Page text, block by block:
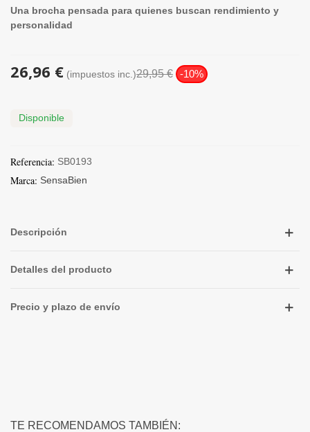
Una brocha pensada para quienes buscan rendimiento y
personalidad
26,96 € (impuestos inc.)29,95 € -10%
Disponible
Referencia: SB0193
Marca: SensaBien
Descripción
Detalles del producto
Precio y plazo de envío
TE RECOMENDAMOS TAMBIÉN: